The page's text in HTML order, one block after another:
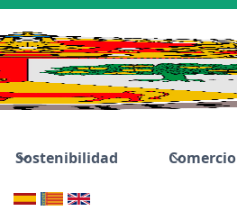
Sostenibilidad Comercio